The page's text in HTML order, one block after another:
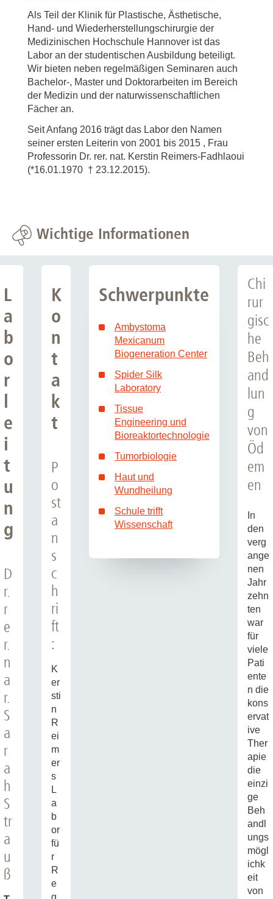
Als Teil der Klinik für Plastische, Ästhetische,
Hand- und Wiederherstellungschirurgie der
Medizinischen Hochschule Hannover ist das
Labor an der studentischen Ausbildung beteiligt.
Wir bieten neben regelmäßigen Seminaren auch
Bachelor-, Master und Doktorarbeiten im Bereich
der Medizin und der naturwissenschaftlichen
Fächer an.
Seit Anfang 2016 trägt das Labor den Namen
seiner ersten Leiterin von 2001 bis 2015 , Frau
Professorin Dr. rer. nat. Kerstin Reimers-Fadhlaoui
(*16.01.1970 † 23.12.2015).
Wichtige Informationen
L
a
b
o
r
e
i
t
u
n
g
D
r.
r
e
r.
n
a
r.
S
a
r
a
h
S
tr
a
u
ß
K
o
n
t
a
k
t
P
o
st
a
n
s
c
h
ri
ft
:
K
er
sti
n
R
ei
m
er
s
L
a
b
or
fü
r
R
e
g
Schwerpunkte
Ambystoma
Mexicanum
Biogeneration Center
Spider Silk
Laboratory
Tissue
Engineering und
Bioreaktortechnologie
Tumorbiologie
Haut und
Wundheilung
Schule trifft
Wissenschaft
Chi
rur
gisc
he
Beh
and
lun
g
von
Öd
em
en
In
den
verg
ange
nen
Jahr
zehn
ten
war
für
viele
Pati
ente
n die
kons
ervat
ive
Ther
apie
die
einzi
ge
Beh
andl
ungs
mögl
ichk
eit
von